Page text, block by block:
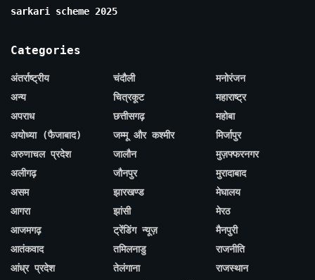
sarkari scheme 2025
Categories
अंतर्राष्ट्रीय
अन्य
अपराध
अयोध्या (फैजाबाद)
अरुणाचल प्रदेश
अलीगढ़
असम
आगरा
आजमगढ़
आतंकवाद
आंध्र प्रदेश
चंदौली
चित्रकूट
छत्तीसगढ़
जम्मू और कश्मीर
जालौन
जौनपुर
झारखण्ड
झांसी
ट्रेंडिंग न्यूज़
तमिलनाडु
तेलंगाना
मनोरंजन
महाराष्ट्र
महोबा
मिर्जापुर
मुज़फ्फरनगर
मुरादाबाद
मेघालय
मेरठ
मैनपुरी
राजनीति
राजस्थान